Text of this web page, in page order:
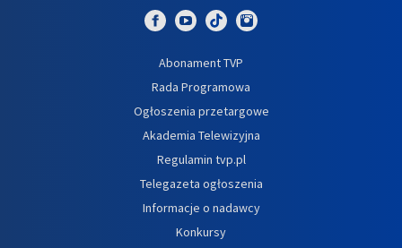
Abonament TVP
Rada Programowa
Ogłoszenia przetargowe
Akademia Telewizyjna
Regulamin tvp.pl
Telegazeta ogłoszenia
Informacje o nadawcy
Konkursy